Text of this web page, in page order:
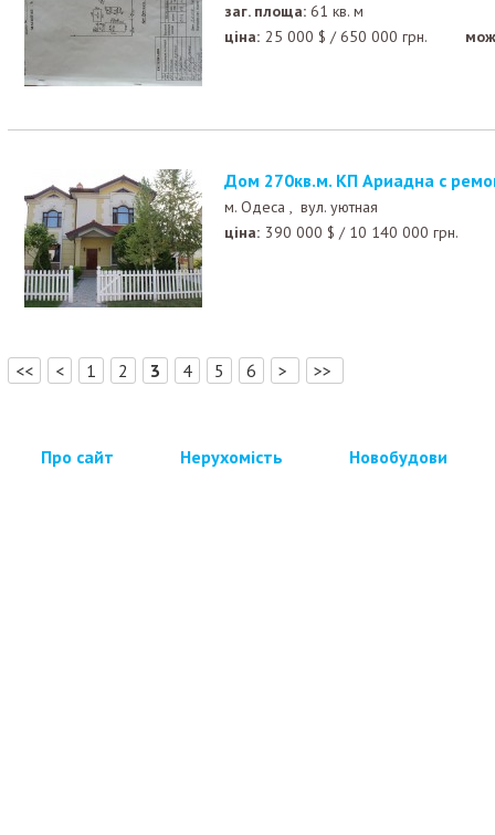
заг. площа: 61 кв. м
ціна: 25 000 $ /650 000 грн.
Дом 270кв.м. КП Ариадна с
м. Одеса , вул. уютная
ціна: 390 000 $ / 10 140 000 грн.
<< < 1 2 3 4 5 6 > >>
Про сайт Нерухомість Новобудови